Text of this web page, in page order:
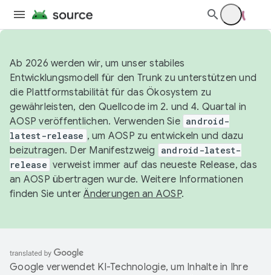
Ab 2026 werden wir, um unser stabiles
Entwicklungsmodell für den Trunk zu unterstützen und
die Plattformstabilität für das Ökosystem zu
gewährleisten, den Quellcode im 2. und 4. Quartal in
AOSP veröffentlichen. Verwenden Sie android-
latest-release , um AOSP zu entwickeln und dazu
beizutragen. Der Manifestzweig
android-latest-
release verweist immer auf das neueste Release, das
an AOSP übertragen wurde. Weitere Informationen
finden Sie unterÄnderungen an AOSP.
Google verwendet KI-Technologie, um Inhalte in Ihre